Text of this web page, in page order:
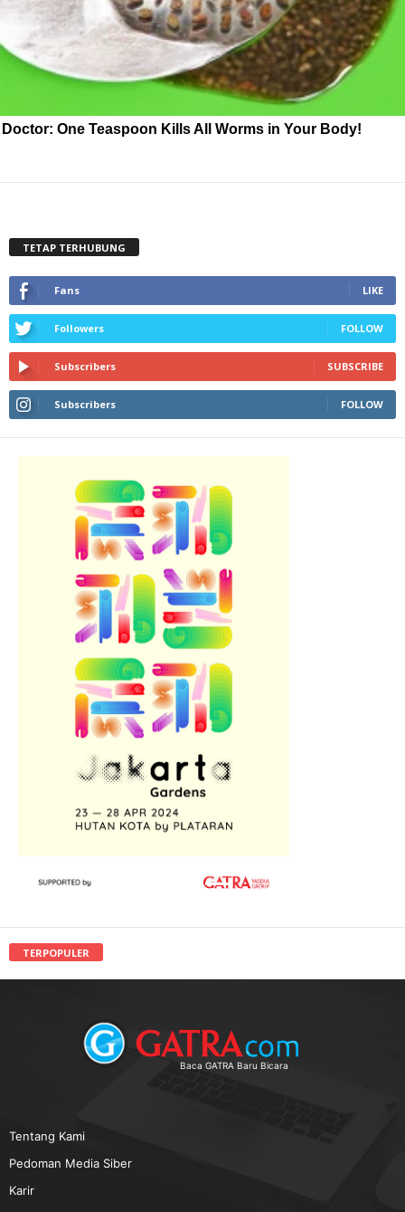
Doctor: One Teaspoon Kills All Worms in Your Body!
TETAP TERHUBUNG
Fans LIKE
Followers FOLLOW
Subscribers SUBSCRIBE
Subscribers FOLLOW
TERPOPULER
Baca GATRA Baru Bicara
Tentang Kami
Pedoman Media Siber
Karir